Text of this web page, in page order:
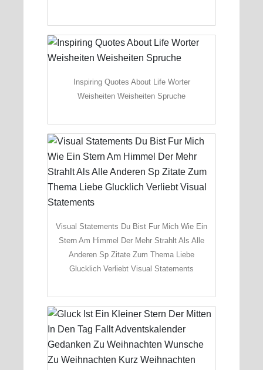
Inspiring Quotes About Life Worter
Weisheiten Weisheiten Spruche
Visual Statements Du Bist Fur Mich Wie Ein
Stern Am Himmel Der Mehr Strahlt Als Alle
Anderen Sp Zitate Zum Thema Liebe
Glucklich Verliebt Visual Statements